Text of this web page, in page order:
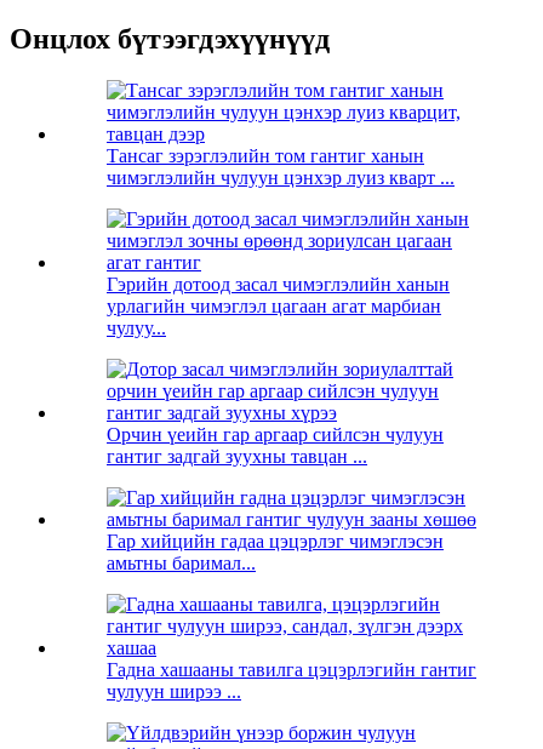
Онцлох бүтээгдэхүүнүүд
Тансаг зэрэглэлийн том гантиг ханын
чимэглэлийн чулуун цэнхэр луиз кварт ...
Гэрийн дотоод засал чимэглэлийн ханын
урлагийн чимэглэл цагаан агат марбиан
чулуу...
Орчин үеийн гар аргаар сийлсэн чулуун
гантиг задгай зуухны тавцан ...
Гар хийцийн гадаа цэцэрлэг чимэглэсэн
амьтны баримал...
Гадна хашааны тавилга цэцэрлэгийн гантиг
чулуун ширээ ...